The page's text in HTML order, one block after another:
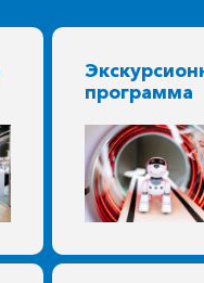
программа